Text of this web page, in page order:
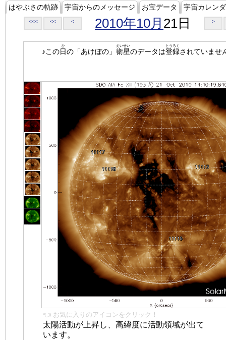
はやぶさの軌跡 宇宙からのメッセージ お宝データ 宇宙カレン
<<< << < 2010年10月 21日 >
♪この日
ひ
の「あけぼの」 衛星
えいせい
のデータは登録
とうろく
されていませ
👈 お気に入りのアイコンをクリック！
太陽活動が上昇し、高緯度に活動領域が出て
います。